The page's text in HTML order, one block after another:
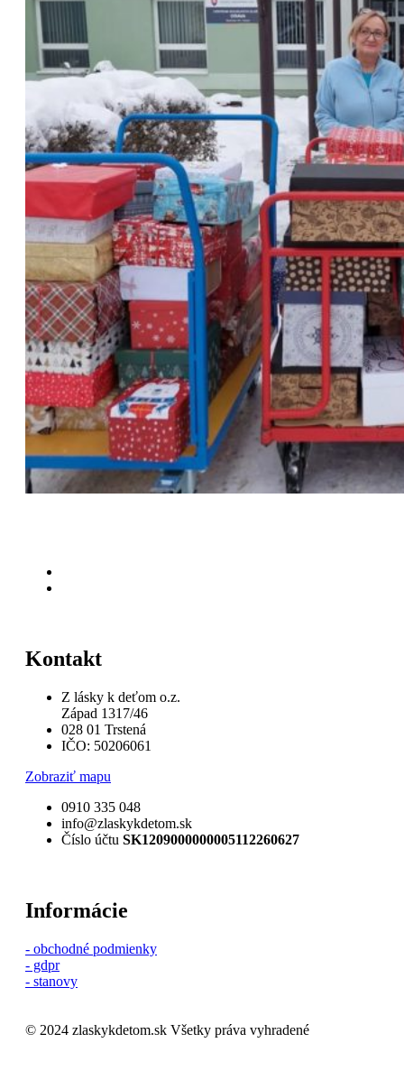
Kontakt
Z lásky k deťom o.z.
Západ 1317/46
028 01 Trstená
IČO: 50206061
Zobraziť mapu
0910 335 048
info@zlaskykdetom.sk
Číslo účtu SK1209000000005112260627
Informácie
- obchodné podmienky
- gdpr
- stanovy
© 2024 zlaskykdetom.sk Všetky práva vyhradené